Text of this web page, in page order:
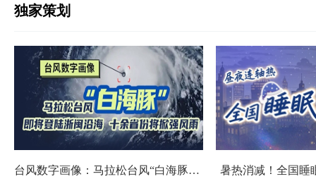
独家策划
台风数字画像：马拉松台风“白海豚”将影响十余省份 暑热消减！全国睡